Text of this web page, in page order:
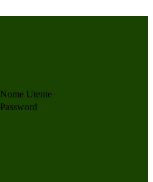
Nome Utente
Password